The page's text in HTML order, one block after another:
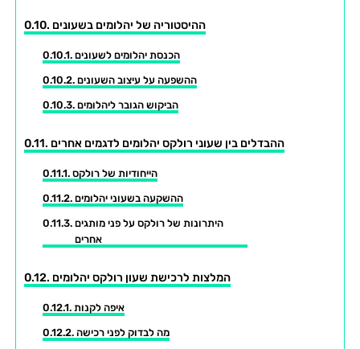
ההיסטוריה של יהלומים בשעונים
הכנסת יהלומים לשעונים
ההשפעה על עיצוב השעונים
הביקוש הגובר ליהלומים
ההבדלים בין שעוני רולקס יהלומים לדגמים אחרים
הייחודיות של רולקס
ההשקעה בשעוני יהלומים
היתרונות של רולקס על פני מותגים
אחרים
המלצות לרכישת שעון רולקס יהלומים
איפה לקנות
מה לבדוק לפני רכישה